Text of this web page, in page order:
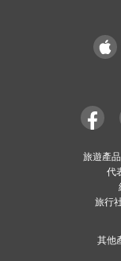
旅遊產
代
旅行
其他